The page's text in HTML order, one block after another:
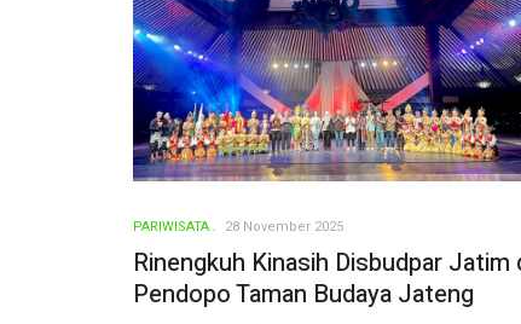
PARIWISATA 28 November 2025
Rinengkuh Kinasih Disbudpar Jatim
Pendopo Taman Budaya Jateng